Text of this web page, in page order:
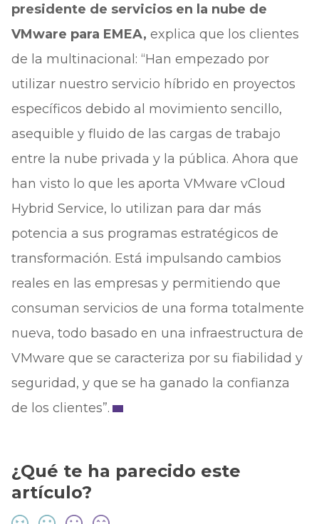
presidente de servicios en la nube de
VMware para EMEA, explica que los clientes
de la multinacional: “Han empezado por
utilizar nuestro servicio híbrido en proyectos
específicos debido al movimiento sencillo,
asequible y fluido de las cargas de trabajo
entre la nube privada y la pública. Ahora que
han visto lo que les aporta VMware vCloud
Hybrid Service, lo utilizan para dar más
potencia a sus programas estratégicos de
transformación. Está impulsando cambios
reales en las empresas y permitiendo que
consuman servicios de una forma totalmente
nueva, todo basado en una infraestructura de
VMware que se caracteriza por su fiabilidad y
seguridad, y que se ha ganado la confianza
de los clientes”.
¿Qué te ha parecido este
artículo?